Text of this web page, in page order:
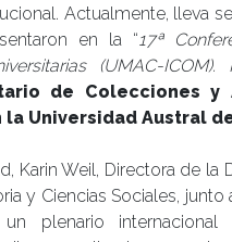
Actualmente, lleva
en la “17ª
(UMAC-
de Colecciones
la Universidad Austral
Karin Weil, Directora de
y Ciencias Sociales,
plenario